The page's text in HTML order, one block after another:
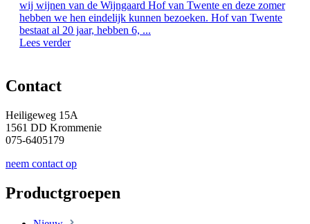
wij wijnen van de Wijngaard Hof van Twente en deze zomer
hebben we hen eindelijk kunnen bezoeken. Hof van Twente
bestaat al 20 jaar, hebben 6, ...
Lees verder
Contact
Heiligeweg 15A
1561 DD Krommenie
075-6405179
neem contact op
Productgroepen